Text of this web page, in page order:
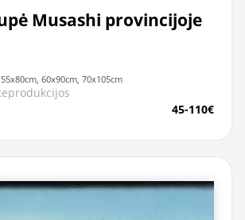
Musashi provincijoje
60x90cm, 70x105cm
45-110€